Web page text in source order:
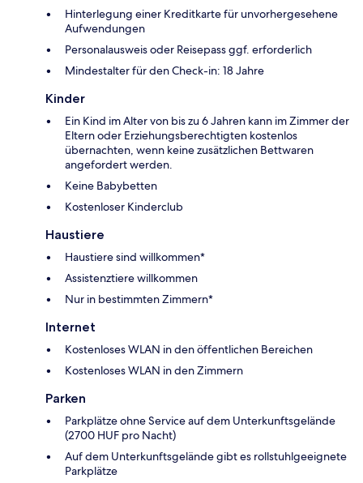
Hinterlegung einer Kreditkarte für unvorhergesehene
Aufwendungen
Personalausweis oder Reisepass ggf. erforderlich
Mindestalter für den Check-in: 18 Jahre
Kinder
Ein Kind im Alter von bis zu 6 Jahren kann im Zimmer der
Eltern oder Erziehungsberechtigten kostenlos
übernachten, wenn keine zusätzlichen Bettwaren
angefordert werden.
Keine Babybetten
Kostenloser Kinderclub
Haustiere
Haustiere sind willkommen*
Assistenztiere willkommen
Nur in bestimmten Zimmern*
Internet
Kostenloses WLAN in den öffentlichen Bereichen
Kostenloses WLAN in den Zimmern
Parken
Parkplätze ohne Service auf dem Unterkunftsgelände
(2700 HUF pro Nacht)
Auf dem Unterkunftsgelände gibt es rollstuhlgeeignete
Parkplätze